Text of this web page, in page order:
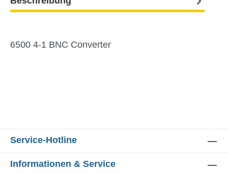
6500 4-1 BNC Converter
Service-Hotline
Informationen & Service